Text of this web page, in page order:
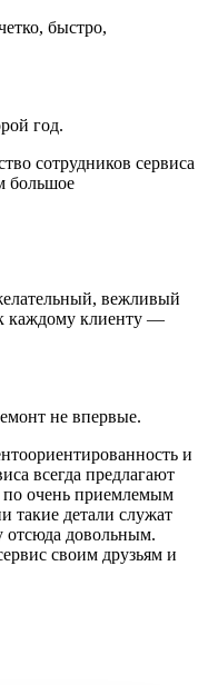
быстро,
год.
сотрудников сервиса
большое
вежливый
каждому клиенту —
не впервые.
и
всегда предлагают
по очень приемлемым
такие детали служат
отсюда довольным.
своим друзьям и